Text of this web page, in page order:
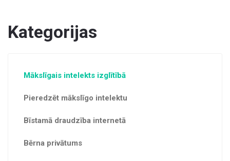
Kategorijas
Mākslīgais intelekts izglītībā
Pieredzēt mākslīgo intelektu
Bīstamā draudzība internetā
Bērna privātums